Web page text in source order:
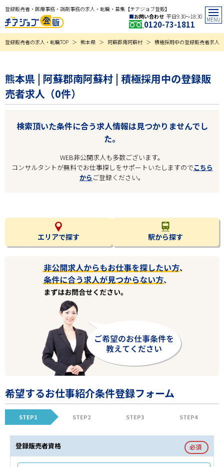
登録販売者・医療事務・調剤事務の求人・転職・募集【チアジョブ登販】
お問い合わせ 平日9:30〜18:30
0120-73-1811
登録販売者の求人・転職TOP 熊本県 阿蘇郡南阿蘇村 積極採用中の登録販売者求人
熊本県 | 阿蘇郡南阿蘇村 | 積極採用中の登録販
売者求人（0件）
検索頂いた条件に合う求人情報は見つかりませんでし
た。
WEB非公開求人も多数ございます。
コンサルタントが無料でお仕事探しをサポートいたしますのでこちら
から ご登録ください。
エリアで探す 駅から探す
希望するお仕事紹介条件登録フォーム
STEP1 STEP2 STEP3 STEP4
登録販売者資格 必須